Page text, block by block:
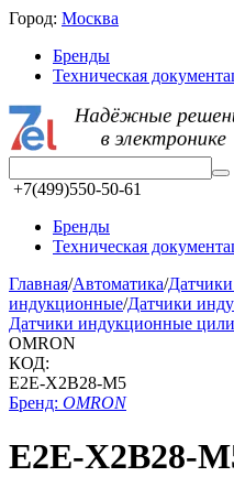
Город: Москва
Бренды
Техническая
+7(499)550-50-61
Бренды
Техническая
Главная/Автоматика/Датчики
индукционные/Датчики
Датчики индукционные
OMRON
КОД:
E2E-X2B28-M5
Бренд: OMRON
E2E-X2B28-